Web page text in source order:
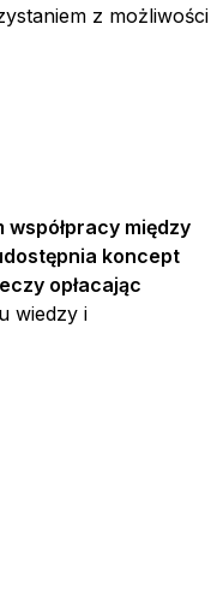
z możliwości
między
koncept
opłacając
wiedzy i